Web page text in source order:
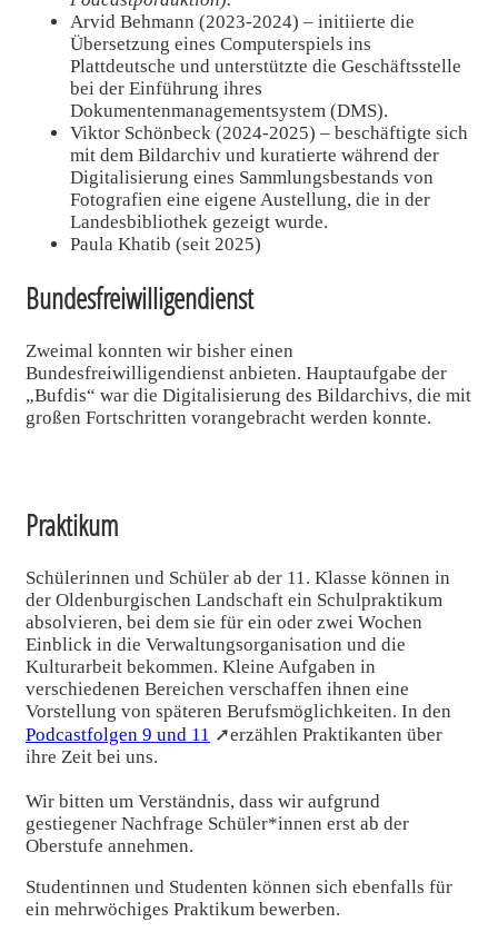
Arvid Behmann (2023-2024) – initiierte die
Übersetzung eines Computerspiels ins
Plattdeutsche und unterstützte die Geschäftsstelle
bei der Einführung ihres
Dokumentenmanagementsystem (DMS).
Viktor Schönbeck (2024-2025) – beschäftigte sich
mit dem Bildarchiv und kuratierte während der
Digitalisierung eines Sammlungsbestands von
Fotografien eine eigene Austellung, die in der
Landesbibliothek gezeigt wurde.
Paula Khatib (seit 2025)
Bundesfreiwilligendienst
Zweimal konnten wir bisher einen
Bundesfreiwilligendienst anbieten. Hauptaufgabe der
„Bufdis“ war die Digitalisierung des Bildarchivs, die mit
großen Fortschritten vorangebracht werden konnte.
Praktikum
Schülerinnen und Schüler ab der 11. Klasse können in
der Oldenburgischen Landschaft ein Schulpraktikum
absolvieren, bei dem sie für ein oder zwei Wochen
Einblick in die Verwaltungsorganisation und die
Kulturarbeit bekommen. Kleine Aufgaben in
verschiedenen Bereichen verschaffen ihnen eine
Vorstellung von späteren Berufsmöglichkeiten. In den
Podcastfolgen 9 und 11 ➚erzählen Praktikanten über
ihre Zeit bei uns.
Wir bitten um Verständnis, dass wir aufgrund
gestiegener Nachfrage Schüler*innen erst ab der
Oberstufe annehmen.
Studentinnen und Studenten können sich ebenfalls für
ein mehrwöchiges Praktikum bewerben.